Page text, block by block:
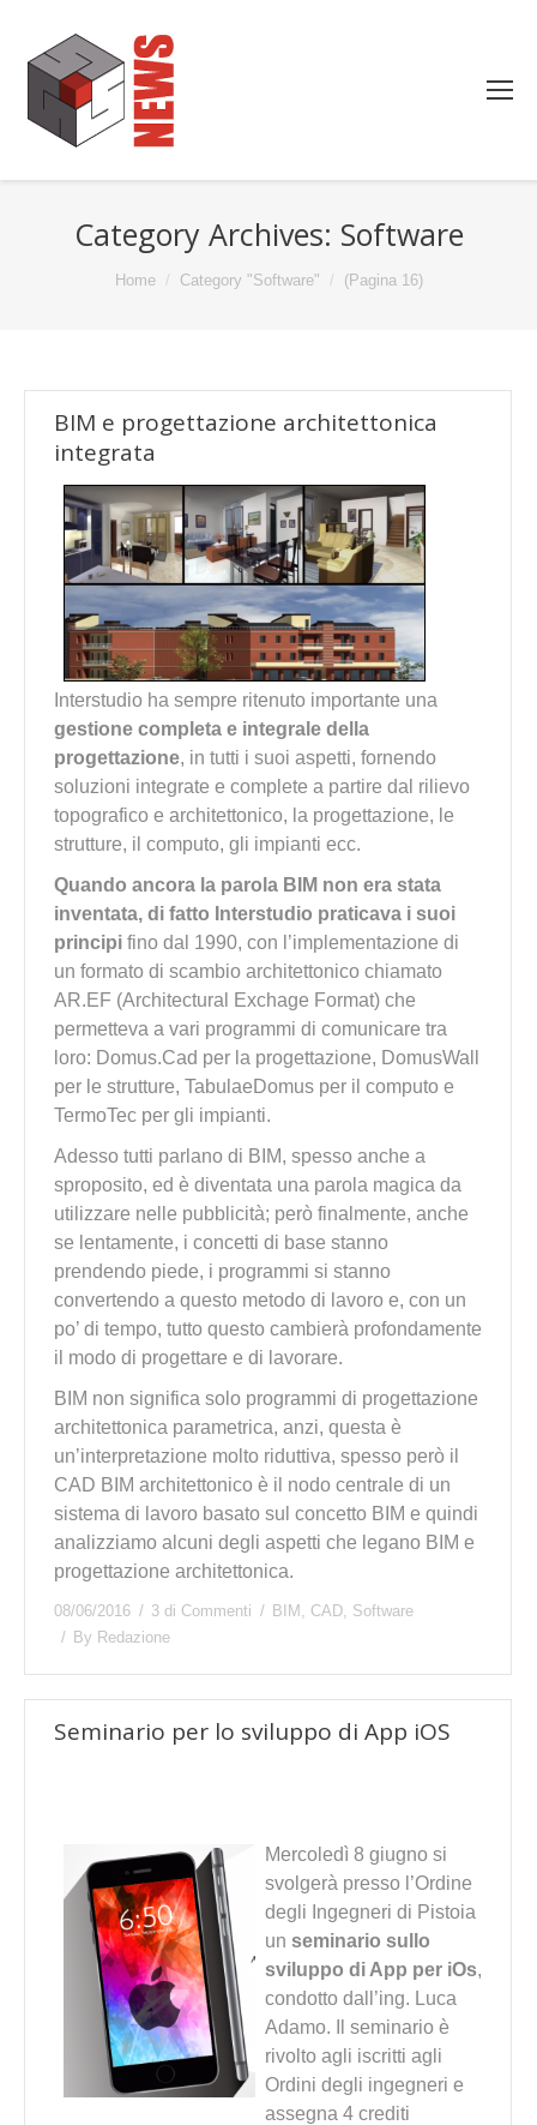
Category Archives: Software
You are here:Home Category "Software" (Pagina 16)
BIM e progettazione architettonica
integrata
Interstudio ha sempre ritenuto importante una
gestione completa e integrale della
progettazione, in tutti i suoi aspetti, fornendo
soluzioni integrate e complete a partire dal rilievo
topografico e architettonico, la progettazione, le
strutture, il computo, gli impianti ecc.
Quando ancora la parola BIM non era stata
inventata, di fatto Interstudio praticava i suoi
principi fino dal 1990, con l’implementazione di
un formato di scambio architettonico chiamato
AR.EF (Architectural Exchage Format) che
permetteva a vari programmi di comunicare tra
loro: Domus.Cad per la progettazione, DomusWall
per le strutture, TabulaeDomus per il computo e
TermoTec per gli impianti.
Adesso tutti parlano di BIM, spesso anche a
sproposito, ed è diventata una parola magica da
utilizzare nelle pubblicità; però finalmente, anche
se lentamente, i concetti di base stanno
prendendo piede, i programmi si stanno
convertendo a questo metodo di lavoro e, con un
po’ di tempo, tutto questo cambierà profondamente
il modo di progettare e di lavorare.
BIM non significa solo programmi di progettazione
architettonica parametrica, anzi, questa è
un’interpretazione molto riduttiva, spesso però il
CAD BIM architettonico è il nodo centrale di un
sistema di lavoro basato sul concetto BIM e quindi
analizziamo alcuni degli aspetti che legano BIM e
progettazione architettonica.
08/06/2016 3 di Commenti BIM , CAD, Software
By Redazione
Seminario per lo sviluppo di App iOS
Mercoledì 8 giugno si
svolgerà presso l’Ordine
degli Ingegneri di Pistoia
un seminario sullo
sviluppo di App per iOs,
condotto dall’ing. Luca
Adamo. Il seminario è
rivolto agli iscritti agli
Ordini degli ingegneri e
assegna 4 crediti